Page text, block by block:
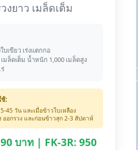
งยาว เมล็ดเต็ม
ใบเขียว เร่งแตกกอ
เมล็ดเต็ม น้ำหนัก 1,000 เมล็ดสูง
ช้:
45 วัน และเมื่อข้าวใบเหลือง
ออกรวง และก่อนข้าวสุก 2-3 สัปดาห์
บาท | FK-3R: 950